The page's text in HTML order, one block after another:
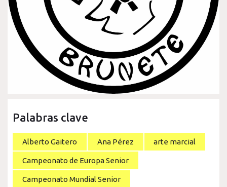
Palabras clave
Alberto Gaitero Ana Pérez arte marcial
Campeonato de Europa Senior
Campeonato Mundial Senior